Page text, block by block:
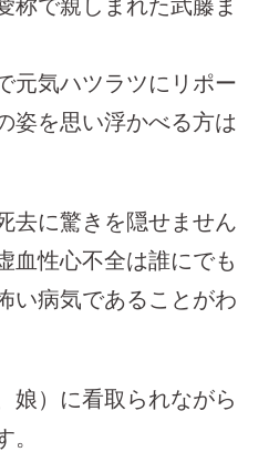
称で親しまれた武藤ま
元気ハツラツにリポー
姿を思い浮かべる方は
去に驚きを隠せません
血性心不全は誰にでも
い病気であることがわ
娘）に看取られながら
。